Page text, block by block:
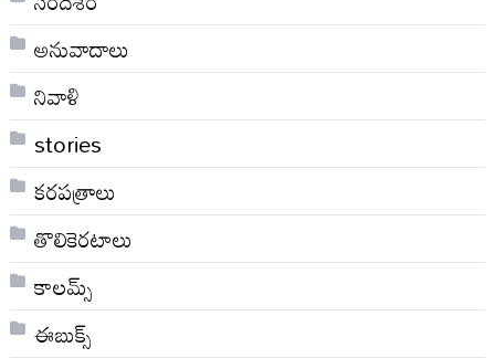
అనువాదాలు
నివాళి
stories
కరపత్రాలు
తొలికెరటాలు
కాలమ్స్
ఈబుక్స్